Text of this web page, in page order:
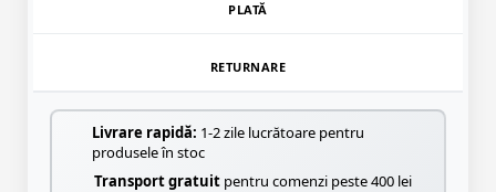
PLATĂ
RETURNARE
Livrare rapidă: 1-2 zile lucrătoare pentru
produsele în stoc
Transport gratuit pentru comenzi peste 400 lei